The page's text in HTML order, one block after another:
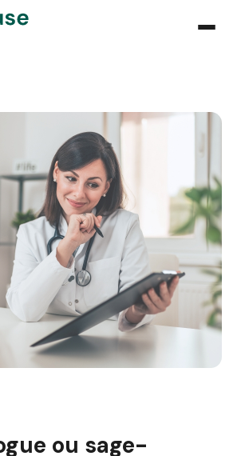
ou sage-